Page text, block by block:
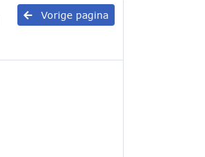
Vorige pagina